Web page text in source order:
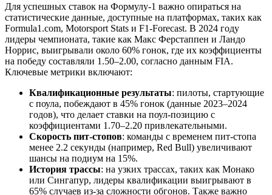
Для успешных ставок на Формулу-1 важно опираться на
статистические данные, доступные на платформах, таких как
Formula1.com, Motorsport Stats и F1-Forecast. В 2024 году
лидеры чемпионата, такие как Макс Ферстаппен и Ландо
Норрис, выигрывали около 60% гонок, где их коэффициенты
на победу составляли 1.50–2.00, согласно данным FIA.
Ключевые метрики включают:
Квалификационные результаты: пилоты, стартующие
с поула, побеждают в 45% гонок (данные 2023–2024
годов), что делает ставки на поул-позицию с
коэффициентами 1.70–2.20 привлекательными.
Скорость пит-стопов: команды с временем пит-стопа
менее 2.2 секунды (например, Red Bull) увеличивают
шансы на подиум на 15%.
История трассы: на узких трассах, таких как Монако
или Сингапур, лидеры квалификации выигрывают в
65% случаев из-за сложности обгонов. Также важно